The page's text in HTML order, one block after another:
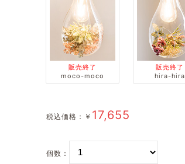
販売終了
moco-moco
販売終了
hira-hira
税込価格： ￥ 17,655
個数：